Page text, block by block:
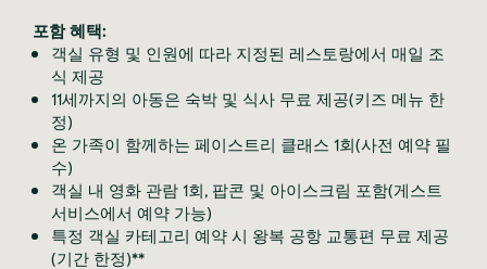
포함 혜택:
객실 유형 및 인원에 따라 지정된 레스토랑에서 매일 조
식 제공
11세까지의 아동은 숙박 및 식사 무료 제공(키즈 메뉴 한
정)
온 가족이 함께하는 페이스트리 클래스 1회(사전 예약 필
수)
객실 내 영화 관람 1회, 팝콘 및 아이스크림 포함(게스트
서비스에서 예약 가능)
특정 객실 카테고리 예약 시 왕복 공항 교통편 무료 제공
(기간 한정)**